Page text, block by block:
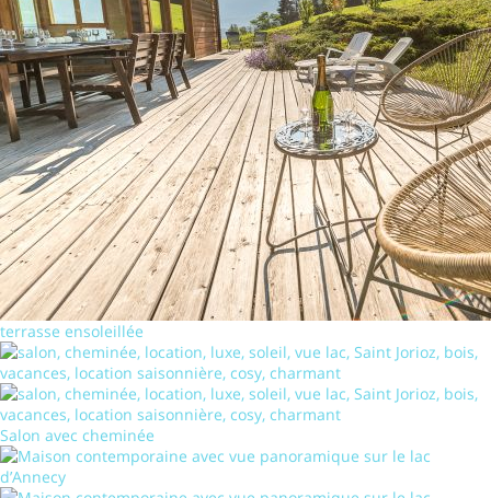
terrasse ensoleillée
Salon avec cheminée